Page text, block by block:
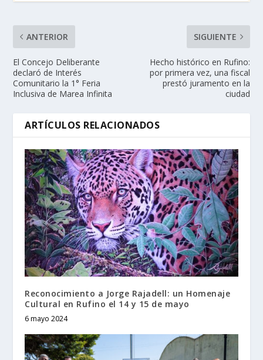
ANTERIOR
El Concejo Deliberante
declaró de Interés
Comunitario la 1° Feria
Inclusiva de Marea Infinita
SIGUIENTE
Hecho histórico en Rufino:
por primera vez, una fiscal
prestó juramento en la
ciudad
ARTÍCULOS RELACIONADOS
Reconocimiento a Jorge Rajadell: un Homenaje
Cultural en Rufino el 14 y 15 de mayo
6 mayo 2024